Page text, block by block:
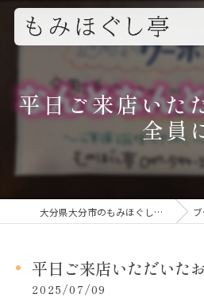
平日ご来店いた
全員
大分県大分市のもみほぐしならもみほぐし亭 ブログ
平日ご来店いただいた
2025/07/09